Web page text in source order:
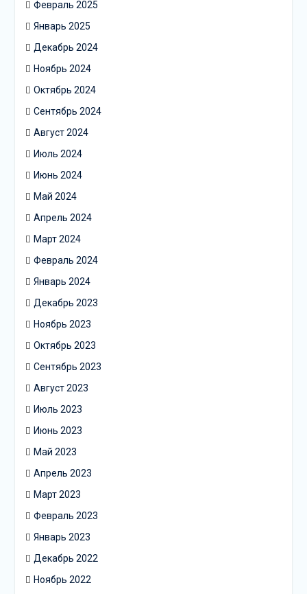
Февраль 2025
Январь 2025
Декабрь 2024
Ноябрь 2024
Октябрь 2024
Сентябрь 2024
Август 2024
Июль 2024
Июнь 2024
Май 2024
Апрель 2024
Март 2024
Февраль 2024
Январь 2024
Декабрь 2023
Ноябрь 2023
Октябрь 2023
Сентябрь 2023
Август 2023
Июль 2023
Июнь 2023
Май 2023
Апрель 2023
Март 2023
Февраль 2023
Январь 2023
Декабрь 2022
Ноябрь 2022